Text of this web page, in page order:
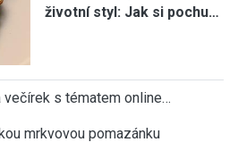
životní styl: Jak si pochu…
večírek s tématem online…
mrkvovou pomazánku